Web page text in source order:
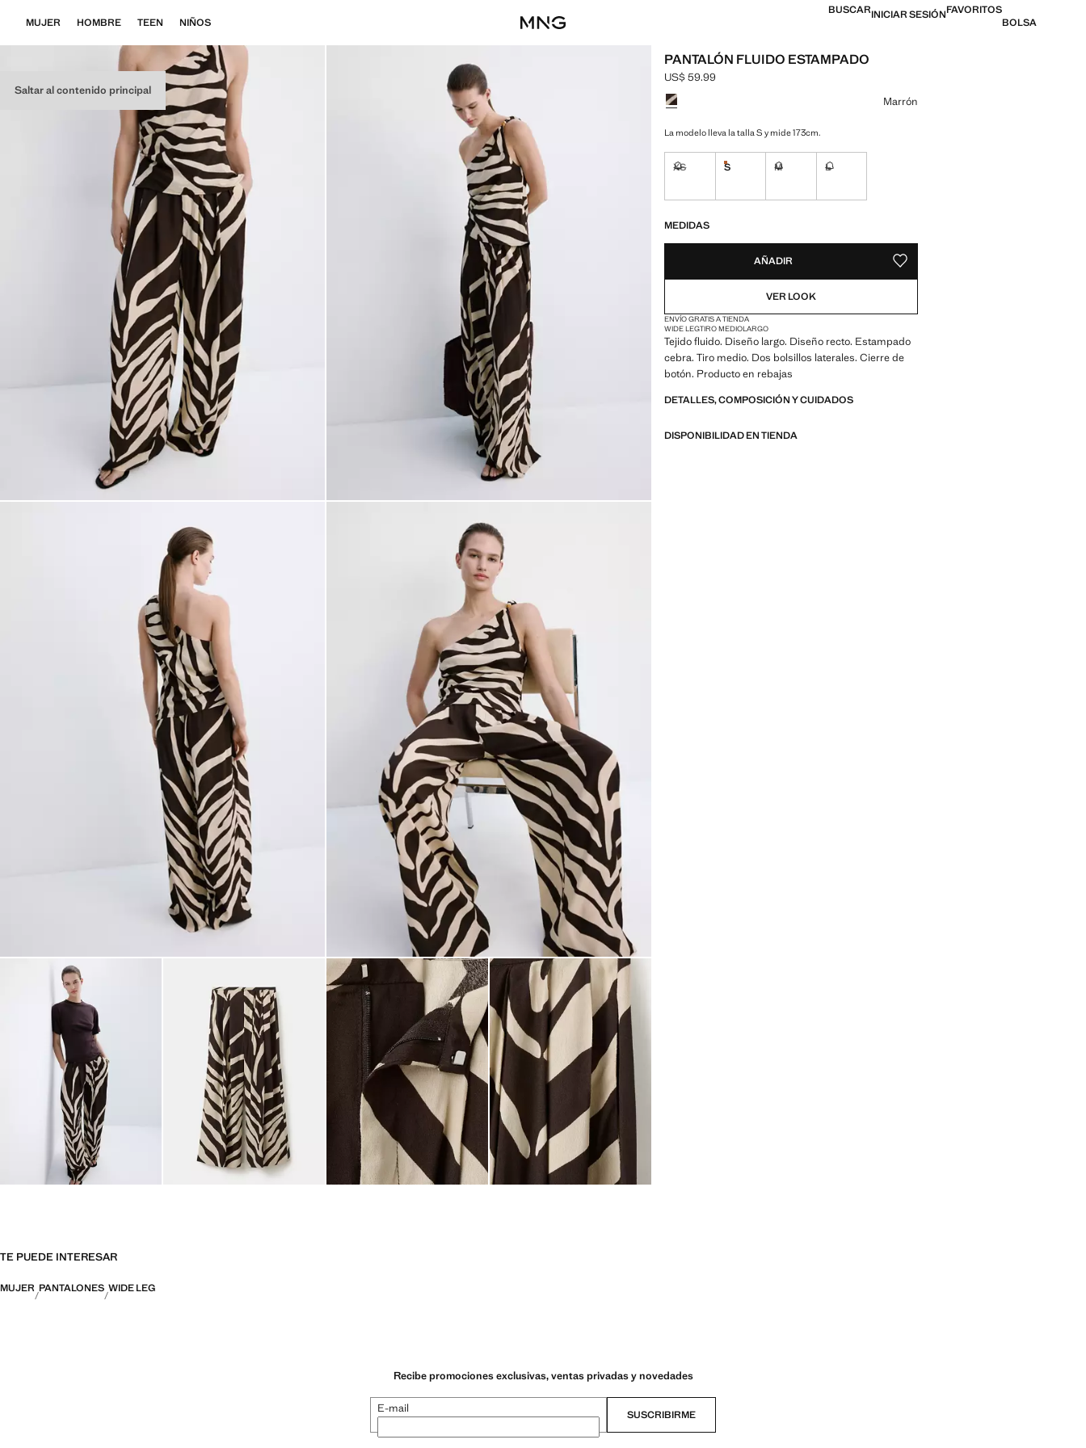
Saltar al contenido principal
MUJER HOMBRE TEEN NIÑOS
BUSCARINICIAR SESIÓNFAVORITOS
BOLSA
PANTALÓN FLUIDO ESTAMPADO
Precio actual [US$ 59.99 ]
US$ 59.99
Selecciona un color
Marrón
La modelo lleva la talla S y mide 173cm.
XS
No disponible ¡Lo quiero!
S
¡Últimas unidades!
M L
MEDIDAS
AÑADIR GUARDAR COMO FAVORITO
VER LOOK
ENVÍO GRATIS A TIENDA
WIDE LEGTIRO MEDIOLARGO
Tejido fluido. Diseño largo. Diseño recto. Estampado
cebra. Tiro medio. Dos bolsillos laterales. Cierre de
botón. Producto en rebajas
DETALLES, COMPOSICIÓN Y CUIDADOS
DISPONIBILIDAD EN TIENDA
TE PUEDE INTERESAR
MUJER PANTALONES WIDE LEG
Recibe promociones exclusivas, ventas privadas y novedades
E-mail SUSCRIBIRME